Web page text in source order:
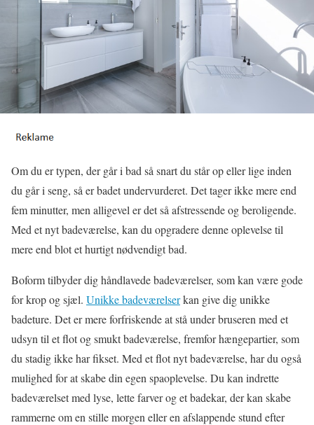
Om du er typen, der går i bad så snart du står op eller lige inden
du går i seng, så er badet undervurderet. Det tager ikke mere end
fem minutter, men alligevel er det så afstressende og beroligende.
Med et nyt badeværelse, kan du opgradere denne oplevelse til
mere end blot et hurtigt nødvendigt bad.
Boform tilbyder dig håndlavede badeværelser, som kan være gode
for krop og sjæl. Unikke badeværelserkan give dig unikke
badeture. Det er mere forfriskende at stå under bruseren med et
udsyn til et flot og smukt badeværelse, fremfor hængepartier, som
du stadig ikke har fikset. Med et flot nyt badeværelse, har du også
mulighed for at skabe din egen spaoplevelse. Du kan indrette
badeværelset med lyse, lette farver og et badekar, der kan skabe
rammerne om en stille morgen eller en afslappende stund efter